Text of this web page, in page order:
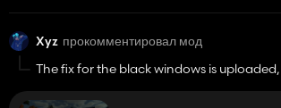
Xyz прокомментировал мод
The fix for the black windows is